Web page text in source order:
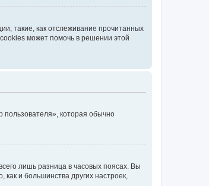
такие, как отслеживание прочитанных
может помочь в решении этой
пользователя», которая обычно
лишь разница в часовых поясах. Вы
и большинства других настроек,